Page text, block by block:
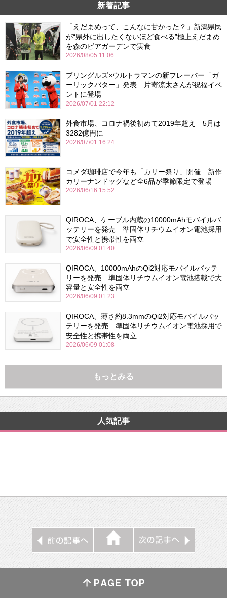
新着記事
「えだまめって、こんなに甘かった？」新潟県民
が“県外に出したくないほど食べる”極上えだまめ
を森のビアガーデンで実食
2026/08/05 11:06
プリングルズ×ウルトラマンの新フレーバー「ガ
ーリックバター」発表 片寄涼太さんが祝福イベ
ントに登場
2026/07/01 22:12
外食市場、コロナ禍後初めて2019年超え 5月は
3282億円に
2026/07/01 16:24
コメダ珈琲店で今年も「カリー祭り」開催 新作
カリーナンドッグなど全6品が季節限定で登場
2026/06/16 15:52
QIROCA、ケーブル内蔵の10000mAhモバイルバ
ッテリーを発売 準固体リチウムイオン電池採用
で安全性と携帯性を両立
2026/06/09 01:40
QIROCA、10000mAhのQi2対応モバイルバッテ
リーを発売 準固体リチウムイオン電池搭載で大
容量と安全性を両立
2026/06/09 01:23
QIROCA、薄さ約8.3mmのQi2対応モバイルバッ
テリーを発売 準固体リチウムイオン電池採用で
安全性と携帯性を両立
2026/06/09 01:08
もっとみる
人気記事